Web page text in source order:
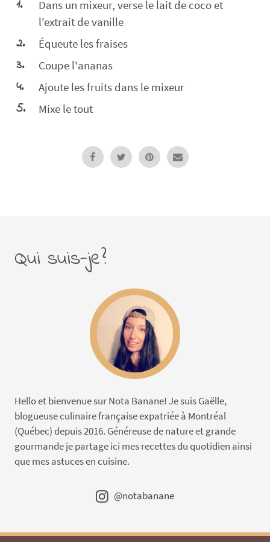
Dans un mixeur, verse le lait de coco et
l'extrait de vanille
Équeute les fraises
Coupe l'ananas
Ajoute les fruits dans le mixeur
Mixe le tout
Qui suis-je?
Hello et bienvenue sur Nota Banane! Je suis Gaëlle,
blogueuse culinaire française expatriée à Montréal
(Québec) depuis 2016. Généreuse de nature et grande
gourmande je partage ici mes recettes du quotidien ainsi
que mes astuces en cuisine.
@notabanane